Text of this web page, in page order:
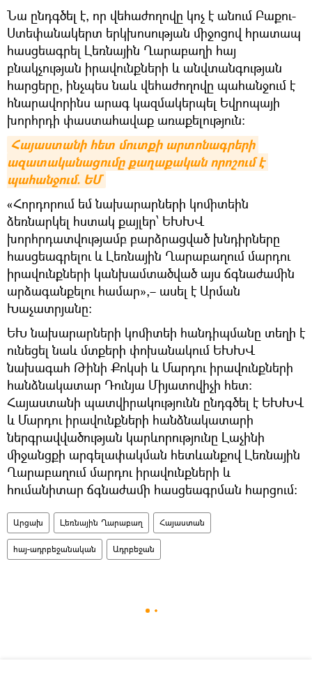
Նա ընդգծել է, որ վեհաժողովը կոչ է անում Բաքու-
Ստեփանակերտ երկխոսության միջոցով հրատապ
հասցեագրել Լեռնային Ղարաբաղի հայ
բնակչության իրավունքների և անվտանգության
հարցերը, ինչպես նաև վեհաժողովը պահանջում է
հնարավորինս արագ կազմակերպել Եվրոպայի
խորհրդի փաստահավաք առաքելություն։
Հայաստանի հետ մուտքի արտոնագրերի
ազատականացումը քաղաքական որոշում է
պահանջում. ԵՄ
«Հորդորում եմ նախարարների կոմիտեին
ձեռնարկել հստակ քայլեր՝ ԵԽԽՎ
խորհրդատվությամբ բարձրացված խնդիրները
հասցեագրելու և Լեռնային Ղարաբաղում մարդու
իրավունքների կանխամտածված այս ճգնաժամին
արձագանքելու համար»,– ասել է Արման
Խաչատրյանը:
ԵԽ նախարարների կոմիտեի հանդիպմանը տեղի է
ունեցել նաև մտքերի փոխանակում ԵԽԽՎ
նախագահ Թինի Քոկսի և Մարդու իրավունքների
հանձնակատար Դունյա Միյատովիչի հետ։
Հայաստանի պատվիրակությունն ընդգծել է ԵԽԽՎ
և Մարդու իրավունքների հանձնակատարի
ներգրավվածության կարևորությունը Լաչինի
միջանցքի արգելափակման հետևանքով Լեռնային
Ղարաբաղում մարդու իրավունքների և
հումանիտար ճգնաժամի հասցեագրման հարցում։
Արցախ Լեռնային Ղարաբաղ Հայաստան
հայ-ադրբեջանական Ադրբեջան